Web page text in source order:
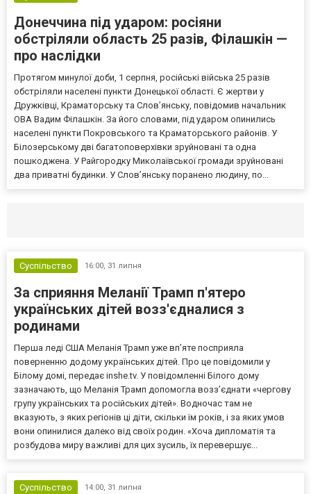
Донеччина під ударом: росіяни
обстріляли область 25 разів, Філашкін —
про наслідки
Протягом минулої доби, 1 серпня, російські війська 25 разів
обстріляли населені пункти Донецької області. Є жертви у
Дружківці, Краматорську та Слов’янську, повідомив начальник
ОВА Вадим Філашкін. За його словами, під ударом опинились
населені пункти Покровського та Краматорського районів. У
Білозерському дві багатоповерхівки зруйновані та одна
пошкоджена. У Райгородку Миколаївської громади зруйновані
два приватні будинки. У Слов’янську поранено людину, по...
Суспільство 16:00, 31 липня
За сприяння Меланії Трамп п'ятеро
українських дітей возз'єдналися з
родинами
Перша леді США Меланія Трамп уже впʼяте посприяла
поверненню додому українських дітей. Про це повідомили у
Білому домі, передає inshe.tv. У повідомленні Білого дому
зазначають, що Меланія Трамп допомогла возз’єднати «чергову
групу українських та російських дітей». Водночас там не
вказують, з яких регіонів ці діти, скільки їм років, і за яких умов
вони опинилися далеко від своїх родин. «Хоча дипломатія та
розбудова миру важливі для цих зусиль, їх перевершує...
Суспільство 14:00, 31 липня